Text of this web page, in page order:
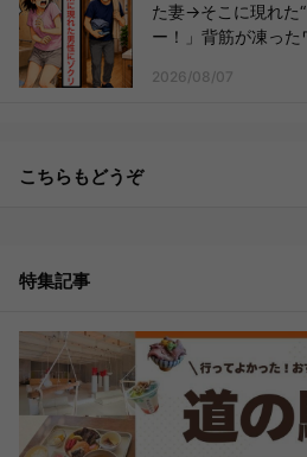
た妻→そこに現れた
ー！」背筋が凍った
2026/08/07
こちらもどうぞ
特集記事